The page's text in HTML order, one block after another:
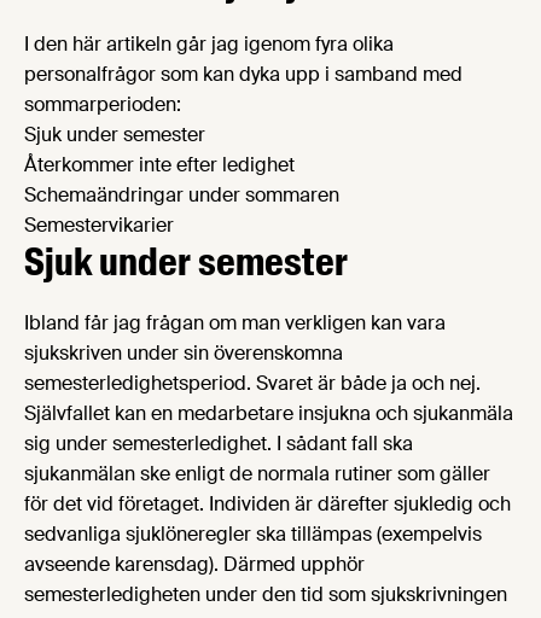
I den här artikeln går jag igenom fyra olika
personalfrågor som kan dyka upp i samband med
sommarperioden:
Sjuk under semester
Återkommer inte efter ledighet
Schemaändringar under sommaren
Semestervikarier
Sjuk under semester
Ibland får jag frågan om man verkligen kan vara
sjukskriven under sin överenskomna
semesterledighetsperiod. Svaret är både ja och nej.
Självfallet kan en medarbetare insjukna och sjukanmäla
sig under semesterledighet. I sådant fall ska
sjukanmälan ske enligt de normala rutiner som gäller
för det vid företaget. Individen är därefter sjukledig och
sedvanliga sjuklöneregler ska tillämpas (exempelvis
avseende karensdag). Därmed upphör
semesterledigheten under den tid som sjukskrivningen